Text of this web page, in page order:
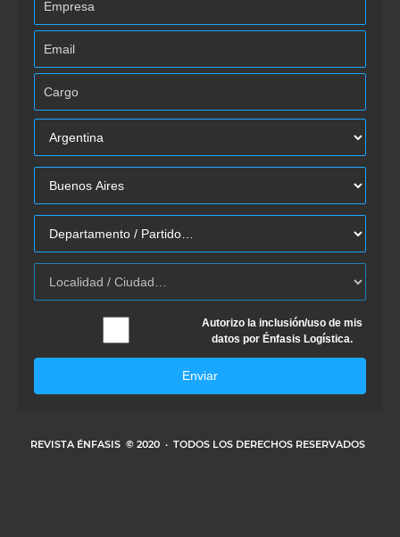
Autorizo la inclusión/uso de mis
datos por Énfasis Logística.
Enviar
REVISTA ÉNFASIS © 2020 · TODOS LOS DERECHOS RESERVADOS